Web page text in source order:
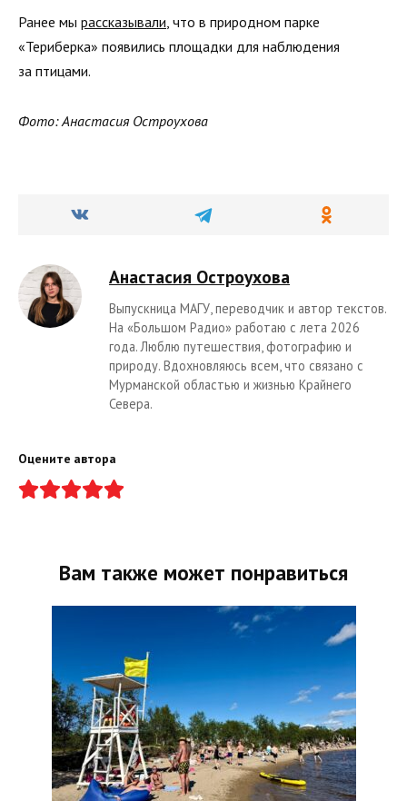
Ранее мы рассказывали, что в природном парке
«Териберка» появились площадки для наблюдения
за птицами.
Фото: Анастасия Остроухова
Анастасия Остроухова
Выпускница МАГУ, переводчик и автор текстов.
На «Большом Радио» работаю с лета 2026
года. Люблю путешествия, фотографию и
природу. Вдохновляюсь всем, что связано с
Мурманской областью и жизнью Крайнего
Севера.
Оцените автора
Вам также может понравиться